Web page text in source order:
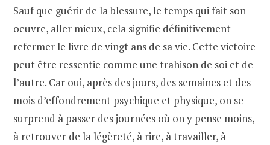
Sauf que guérir de la blessure, le temps qui fait son
oeuvre, aller mieux, cela signifie définitivement
refermer le livre de vingt ans de sa vie. Cette victoire
peut être ressentie comme une trahison de soi et de
l’autre. Car oui, après des jours, des semaines et des
mois d’effondrement psychique et physique, on se
surprend à passer des journées où on y pense moins,
à retrouver de la légèreté, à rire, à travailler, à